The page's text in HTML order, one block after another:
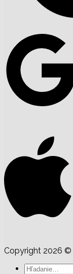
Copyright 2026 ©
Hľadať: